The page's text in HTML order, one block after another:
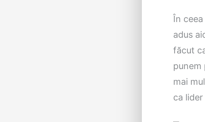
În
adus
făcut
mai
ca